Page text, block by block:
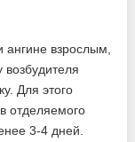
ангине взрослым,
возбудителя
Для этого
отделяемого
3-4 дней.